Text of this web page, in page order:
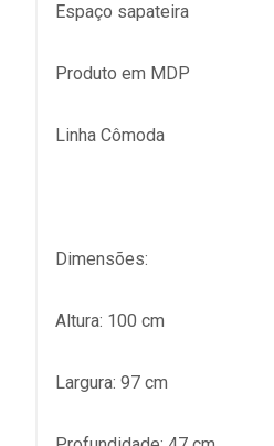
Espaço sapateira
Produto em MDP
Linha Cômoda
Dimensões:
Altura: 100 cm
Largura: 97 cm